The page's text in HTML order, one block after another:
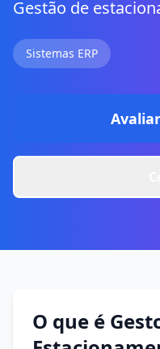
Gestão de
Sistemas ERP
O que é